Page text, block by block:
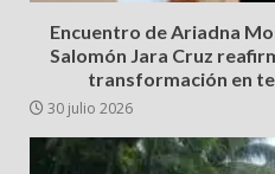
Encuentro de Ariadna
Salomón Jara Cruz
transformación en
30 julio 2026